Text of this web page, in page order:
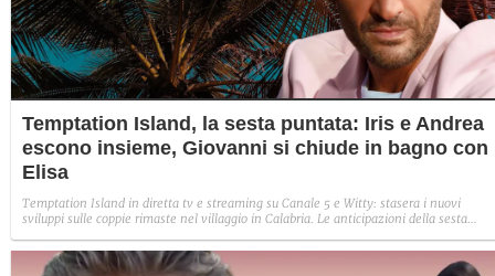
Temptation Island, la sesta puntata: Iris e Andrea
escono insieme, Giovanni si chiude in bagno con
Elisa
Temptation Island in diretta tv e streaming su Canale 5 e Witty: stasera i nuovi
sviluppi sulle coppie rimaste nel villaggio in Calabria. Le anticipazioni della sesta
Sabrina rifiuta il falò con Giovanni e si avvicina a Lory.